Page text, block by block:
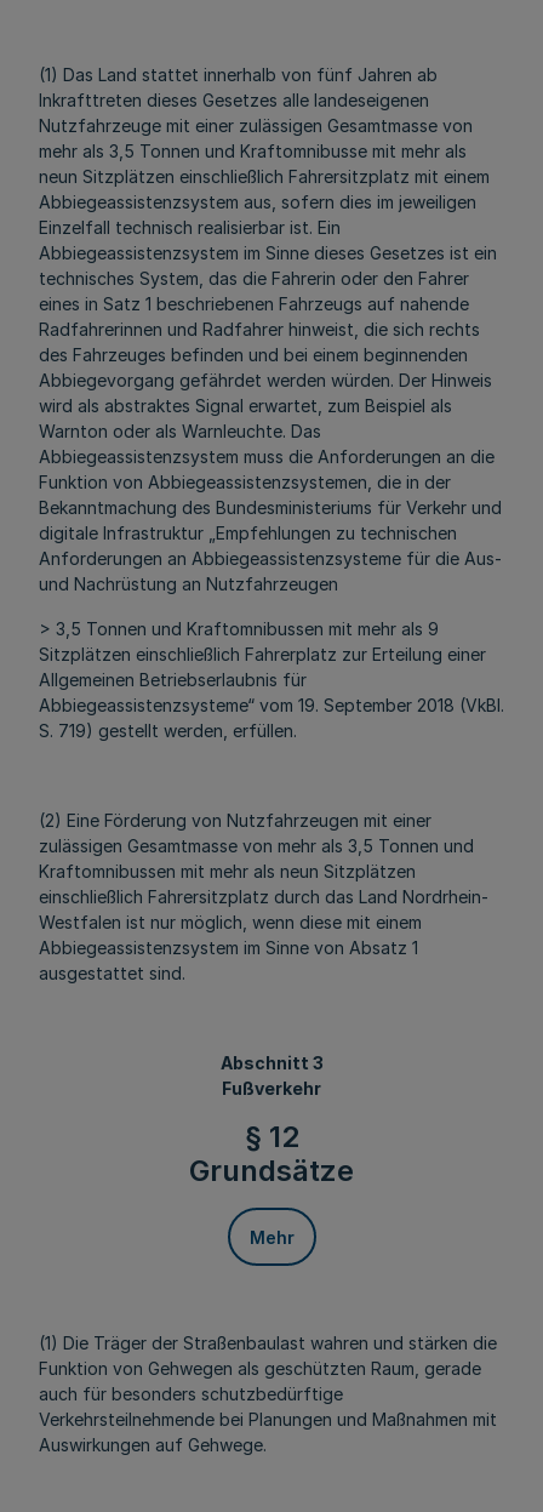
(1) Das Land stattet innerhalb von fünf Jahren ab
Inkrafttreten dieses Gesetzes alle landeseigenen
Nutzfahrzeuge mit einer zulässigen Gesamtmasse von
mehr als 3,5 Tonnen und Kraftomnibusse mit mehr als
neun Sitzplätzen einschließlich Fahrersitzplatz mit einem
Abbiegeassistenzsystem aus, sofern dies im jeweiligen
Einzelfall technisch realisierbar ist. Ein
Abbiegeassistenzsystem im Sinne dieses Gesetzes ist ein
technisches System, das die Fahrerin oder den Fahrer
eines in Satz 1 beschriebenen Fahrzeugs auf nahende
Radfahrerinnen und Radfahrer hinweist, die sich rechts
des Fahrzeuges befinden und bei einem beginnenden
Abbiegevorgang gefährdet werden würden. Der Hinweis
wird als abstraktes Signal erwartet, zum Beispiel als
Warnton oder als Warnleuchte. Das
Abbiegeassistenzsystem muss die Anforderungen an die
Funktion von Abbiegeassistenzsystemen, die in der
Bekanntmachung des Bundesministeriums für Verkehr und
digitale Infrastruktur „Empfehlungen zu technischen
Anforderungen an Abbiegeassistenzsysteme für die Aus-
und Nachrüstung an Nutzfahrzeugen
> 3,5 Tonnen und Kraftomnibussen mit mehr als 9
Sitzplätzen einschließlich Fahrerplatz zur Erteilung einer
Allgemeinen Betriebserlaubnis für
Abbiegeassistenzsysteme“ vom 19. September 2018 (VkBl.
S. 719) gestellt werden, erfüllen.
(2) Eine Förderung von Nutzfahrzeugen mit einer
zulässigen Gesamtmasse von mehr als 3,5 Tonnen und
Kraftomnibussen mit mehr als neun Sitzplätzen
einschließlich Fahrersitzplatz durch das Land Nordrhein-
Westfalen ist nur möglich, wenn diese mit einem
Abbiegeassistenzsystem im Sinne von Absatz 1
ausgestattet sind.
Abschnitt 3
Fußverkehr
§ 12
Grundsätze
Mehr
(1) Die Träger der Straßenbaulast wahren und stärken die
Funktion von Gehwegen als geschützten Raum, gerade
auch für besonders schutzbedürftige
Verkehrsteilnehmende bei Planungen und Maßnahmen mit
Auswirkungen auf Gehwege.